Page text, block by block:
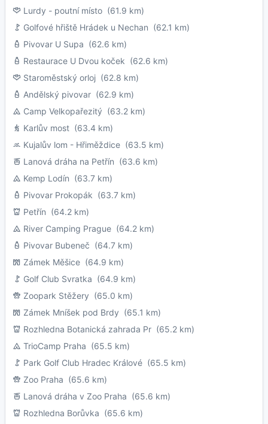
Lurdy - poutní místo (61.9 km)
Golfové hřiště Hrádek u Nechan (62.1 km)
Pivovar U Supa (62.6 km)
Restaurace U Dvou koček (62.6 km)
Staroměstský orloj (62.8 km)
Andělský pivovar (62.9 km)
Camp Velkopařezitý (63.2 km)
Karlův most (63.4 km)
Kujalův lom - Hřiměždice (63.5 km)
Lanová dráha na Petřín (63.6 km)
Kemp Lodín (63.7 km)
Pivovar Prokopák (63.7 km)
Petřín (64.2 km)
River Camping Prague (64.2 km)
Pivovar Bubeneč (64.7 km)
Zámek Měšice (64.9 km)
Golf Club Svratka (64.9 km)
Zoopark Stěžery (65.0 km)
Zámek Mníšek pod Brdy (65.1 km)
Rozhledna Botanická zahrada Pr (65.2 km)
TrioCamp Praha (65.5 km)
Park Golf Club Hradec Králové (65.5 km)
Zoo Praha (65.6 km)
Lanová dráha v Zoo Praha (65.6 km)
Rozhledna Borůvka (65.6 km)